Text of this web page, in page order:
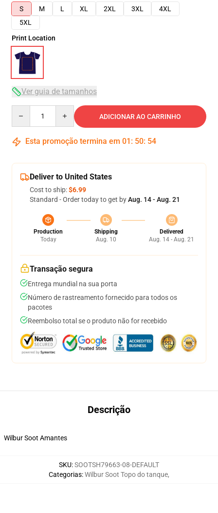
S
M L XL 2XL 3XL
4XL
5XL
Print Location
Ver guia de tamanhos
ADICIONAR AO CARRINHO
Esta promoção termina em 01 : 50: 54
Deliver to United States
Cost to ship:$6.99
Standard - Order today to get byAug. 14 - Aug. 21
Production
Today
Shipping
Aug. 10
Delivered
Aug. 14 - Aug. 21
Transação segura
Entrega mundial na sua porta
Número de rastreamento fornecido para todos os
pacotes
Reembolso total se o produto não for recebido
Descrição
Wilbur Soot Amantes
SKU:SOOTSH79663-08-DEFAULT
Categorias:Wilbur Soot Topo do tanque,